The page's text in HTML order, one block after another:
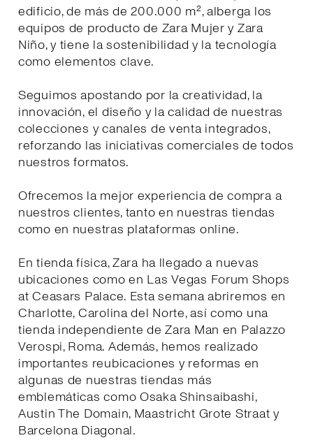
edificio, de más de 200.000 m², alberga los
equipos de producto de Zara Mujer y Zara
Niño, y tiene la sostenibilidad y la tecnología
como elementos clave.
Seguimos apostando por la creatividad, la
innovación, el diseño y la calidad de nuestras
colecciones y canales de venta integrados,
reforzando las iniciativas comerciales de todos
nuestros formatos.
Ofrecemos la mejor experiencia de compra a
nuestros clientes, tanto en nuestras tiendas
como en nuestras plataformas online.
En tienda física, Zara ha llegado a nuevas
ubicaciones como en Las Vegas Forum Shops
at Ceasars Palace. Esta semana abriremos en
Charlotte, Carolina del Norte, así como una
tienda independiente de Zara Man en Palazzo
Verospi, Roma. Además, hemos realizado
importantes reubicaciones y reformas en
algunas de nuestras tiendas más
emblemáticas como Osaka Shinsaibashi,
Austin The Domain, Maastricht Grote Straat y
Barcelona Diagonal.